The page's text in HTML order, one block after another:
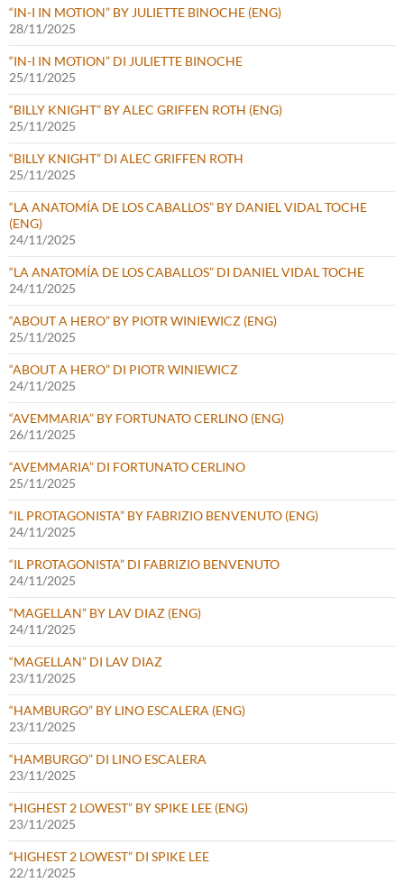
“IN-I IN MOTION” BY JULIETTE BINOCHE (ENG)
28/11/2025
“IN-I IN MOTION” DI JULIETTE BINOCHE
25/11/2025
“BILLY KNIGHT” BY ALEC GRIFFEN ROTH (ENG)
25/11/2025
“BILLY KNIGHT” DI ALEC GRIFFEN ROTH
25/11/2025
“LA ANATOMÍA DE LOS CABALLOS” BY DANIEL VIDAL TOCHE
(ENG)
24/11/2025
“LA ANATOMÍA DE LOS CABALLOS” DI DANIEL VIDAL TOCHE
24/11/2025
“ABOUT A HERO” BY PIOTR WINIEWICZ (ENG)
25/11/2025
“ABOUT A HERO” DI PIOTR WINIEWICZ
24/11/2025
“AVEMMARIA” BY FORTUNATO CERLINO (ENG)
26/11/2025
“AVEMMARIA” DI FORTUNATO CERLINO
25/11/2025
“IL PROTAGONISTA” BY FABRIZIO BENVENUTO (ENG)
24/11/2025
“IL PROTAGONISTA” DI FABRIZIO BENVENUTO
24/11/2025
“MAGELLAN” BY LAV DIAZ (ENG)
24/11/2025
“MAGELLAN” DI LAV DIAZ
23/11/2025
“HAMBURGO” BY LINO ESCALERA (ENG)
23/11/2025
“HAMBURGO” DI LINO ESCALERA
23/11/2025
“HIGHEST 2 LOWEST” BY SPIKE LEE (ENG)
23/11/2025
“HIGHEST 2 LOWEST” DI SPIKE LEE
22/11/2025